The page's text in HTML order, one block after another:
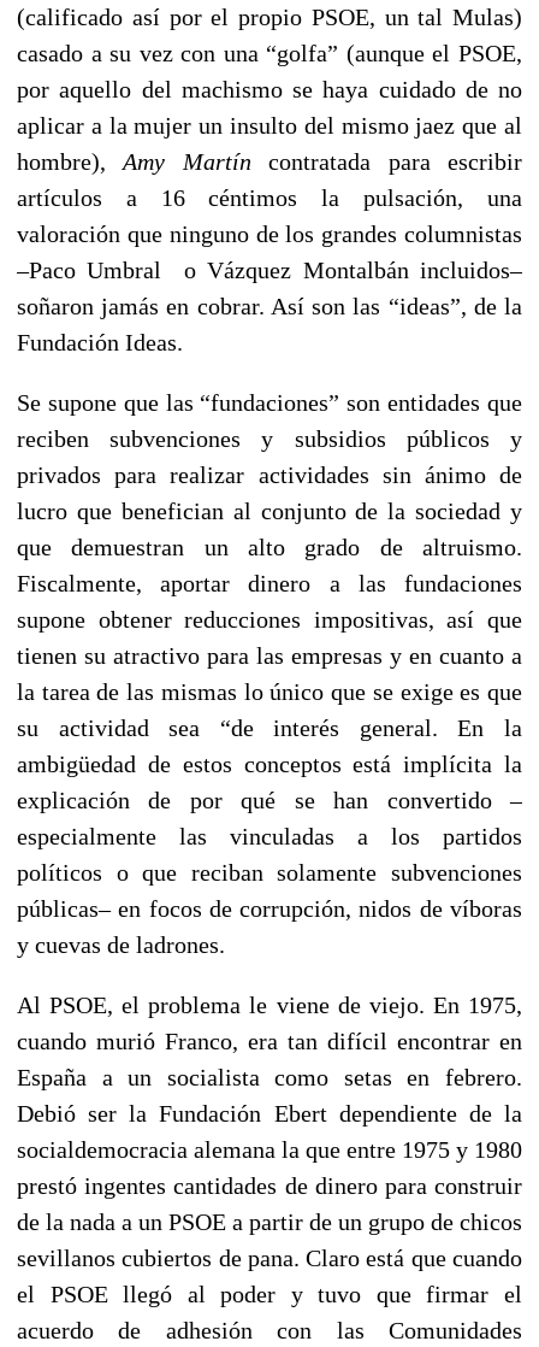
(calificado así por el propio PSOE, un tal Mulas)
casado a su vez con una “golfa” (aunque el PSOE,
por aquello del machismo se haya cuidado de no
aplicar a la mujer un insulto del mismo jaez que al
hombre),Amy Martín contratada para escribir
artículos a 16 céntimos la pulsación, una
valoración que ninguno de los grandes columnistas
–Paco Umbral o Vázquez Montalbán incluidos–
soñaron jamás en cobrar. Así son las “ideas”, de la
Fundación Ideas.
Se supone que las “fundaciones” son entidades que
reciben subvenciones y subsidios públicos y
privados para realizar actividades sin ánimo de
lucro que benefician al conjunto de la sociedad y
que demuestran un alto grado de altruismo.
Fiscalmente, aportar dinero a las fundaciones
supone obtener reducciones impositivas, así que
tienen su atractivo para las empresas y en cuanto a
la tarea de las mismas lo único que se exige es que
su actividad sea “de interés general. En la
ambigüedad de estos conceptos está implícita la
explicación de por qué se han convertido –
especialmente las vinculadas a los partidos
políticos o que reciban solamente subvenciones
públicas– en focos de corrupción, nidos de víboras
y cuevas de ladrones.
Al PSOE, el problema le viene de viejo. En 1975,
cuando murió Franco, era tan difícil encontrar en
España a un socialista como setas en febrero.
Debió ser la Fundación Ebert dependiente de la
socialdemocracia alemana la que entre 1975 y 1980
prestó ingentes cantidades de dinero para construir
de la nada a un PSOE a partir de un grupo de chicos
sevillanos cubiertos de pana. Claro está que cuando
el PSOE llegó al poder y tuvo que firmar el
acuerdo de adhesión con las Comunidades